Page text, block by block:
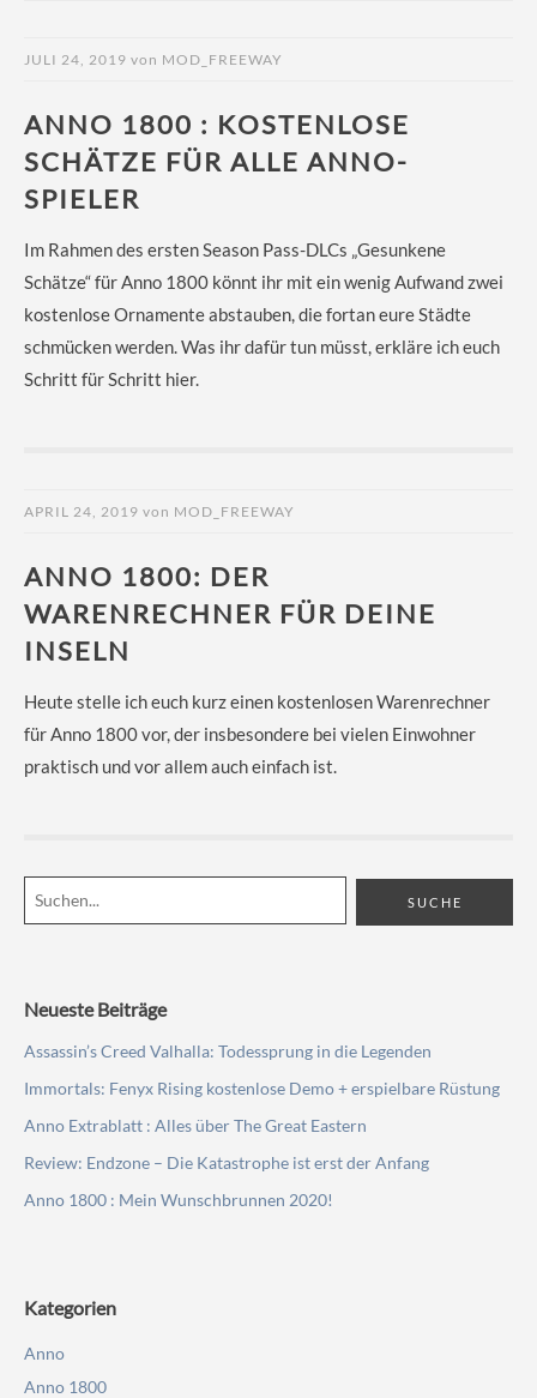
JULI 24, 2019 von MOD_FREEWAY
ANNO 1800 : KOSTENLOSE
SCHÄTZE FÜR ALLE ANNO-
SPIELER
Im Rahmen des ersten Season Pass-DLCs „Gesunkene
Schätze“ für Anno 1800 könnt ihr mit ein wenig Aufwand zwei
kostenlose Ornamente abstauben, die fortan eure Städte
schmücken werden. Was ihr dafür tun müsst, erkläre ich euch
Schritt für Schritt hier.
APRIL 24, 2019 von MOD_FREEWAY
ANNO 1800: DER
WARENRECHNER FÜR DEINE
INSELN
Heute stelle ich euch kurz einen kostenlosen Warenrechner
für Anno 1800 vor, der insbesondere bei vielen Einwohner
praktisch und vor allem auch einfach ist.
Neueste Beiträge
Assassin’s Creed Valhalla: Todessprung in die Legenden
Immortals: Fenyx Rising kostenlose Demo + erspielbare Rüstung
Anno Extrablatt : Alles über The Great Eastern
Review: Endzone – Die Katastrophe ist erst der Anfang
Anno 1800 : Mein Wunschbrunnen 2020!
Kategorien
Anno
Anno 1800